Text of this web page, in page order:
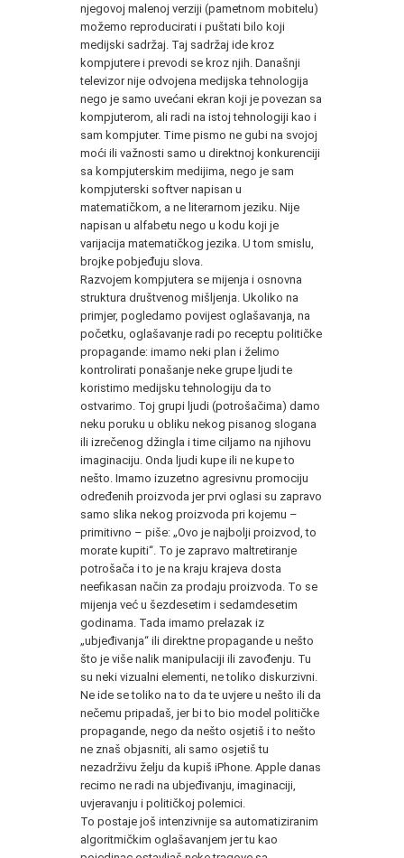
njegovoj malenoj verziji (pametnom mobitelu)
možemo reproducirati i puštati bilo koji
medijski sadržaj. Taj sadržaj ide kroz
kompjutere i prevodi se kroz njih. Današnji
televizor nije odvojena medijska tehnologija
nego je samo uvećani ekran koji je povezan sa
kompjuterom, ali radi na istoj tehnologiji kao i
sam kompjuter. Time pismo ne gubi na svojoj
moći ili važnosti samo u direktnoj konkurenciji
sa kompjuterskim medijima, nego je sam
kompjuterski softver napisan u
matematičkom, a ne literarnom jeziku. Nije
napisan u alfabetu nego u kodu koji je
varijacija matematičkog jezika. U tom smislu,
brojke pobjeđuju slova.
Razvojem kompjutera se mijenja i osnovna
struktura društvenog mišljenja. Ukoliko na
primjer, pogledamo povijest oglašavanja, na
početku, oglašavanje radi po receptu političke
propagande: imamo neki plan i želimo
kontrolirati ponašanje neke grupe ljudi te
koristimo medijsku tehnologiju da to
ostvarimo. Toj grupi ljudi (potrošačima) damo
neku poruku u obliku nekog pisanog slogana
ili izrečenog džingla i time ciljamo na njihovu
imaginaciju. Onda ljudi kupe ili ne kupe to
nešto. Imamo izuzetno agresivnu promociju
određenih proizvoda jer prvi oglasi su zapravo
samo slika nekog proizvoda pri kojemu –
primitivno – piše: „Ovo je najbolji proizvod, to
morate kupiti“. To je zapravo maltretiranje
potrošača i to je na kraju krajeva dosta
neefikasan način za prodaju proizvoda. To se
mijenja već u šezdesetim i sedamdesetim
godinama. Tada imamo prelazak iz
„ubjeđivanja“ ili direktne propagande u nešto
što je više nalik manipulaciji ili zavođenju. Tu
su neki vizualni elementi, ne toliko diskurzivni.
Ne ide se toliko na to da te uvjere u nešto ili da
nečemu pripadaš, jer bi to bio model političke
propagande, nego da nešto osjetiš i to nešto
ne znaš objasniti, ali samo osjetiš tu
nezadrživu želju da kupiš iPhone. Apple danas
recimo ne radi na ubjeđivanju, imaginaciji,
uvjeravanju i političkoj polemici.
To postaje još intenzivnije sa automatiziranim
algoritmičkim oglašavanjem jer tu kao